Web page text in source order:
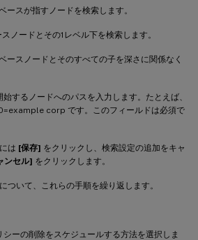
ースが指すノードを検索します。
ノードとその1レベル下を検索します。
ースノードとそのすべての子を深さに関係なく
始するノードへのパスを入力します。たとえば、
corp です。このフィールドは必須で
は [保存] をクリックし、検索設定の追加をキャ
ンセル] をクリックします。
ついて、これらの手順を繰り返します。
シーの削除をスケジュールする方法を選択しま